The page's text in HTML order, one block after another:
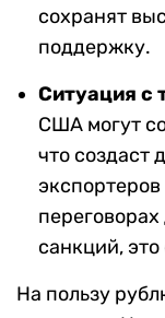
сохранят
поддержку.
Ситуация с
США могут
что создаст
санкций, это
На пользу